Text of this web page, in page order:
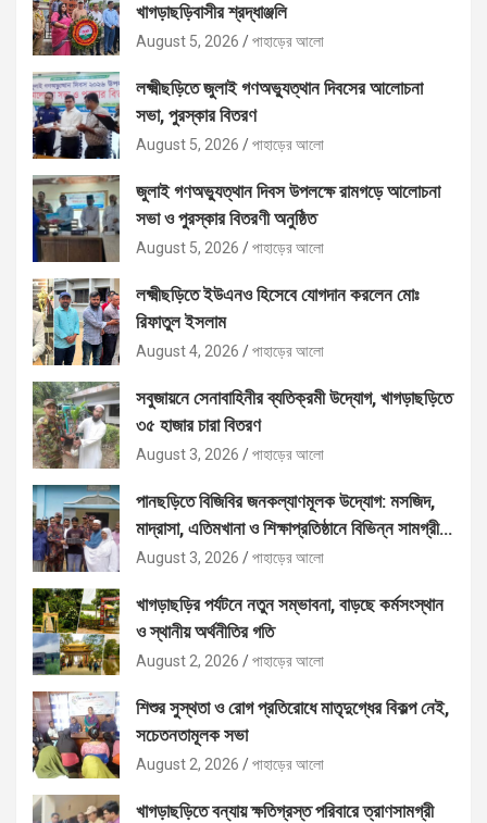
খাগড়াছড়িবাসীর শ্রদ্ধাঞ্জলি
August 5, 2026 পাহাড়ের আলো
লক্ষ্মীছড়িতে জুলাই গণঅভ্যুত্থান দিবসের আলোচনা
সভা, পুরস্কার বিতরণ
August 5, 2026 পাহাড়ের আলো
জুলাই গণঅভ্যুত্থান দিবস উপলক্ষে রামগড়ে আলোচনা
সভা ও পুরস্কার বিতরণী অনুষ্ঠিত
August 5, 2026 পাহাড়ের আলো
লক্ষ্মীছড়িতে ইউএনও হিসেবে যোগদান করলেন মোঃ
রিফাতুল ইসলাম
August 4, 2026 পাহাড়ের আলো
সবুজায়নে সেনাবাহিনীর ব্যতিক্রমী উদ্যোগ, খাগড়াছড়িতে
৩৫ হাজার চারা বিতরণ
August 3, 2026 পাহাড়ের আলো
পানছড়িতে বিজিবির জনকল্যাণমূলক উদ্যোগ: মসজিদ,
মাদ্রাসা, এতিমখানা ও শিক্ষাপ্রতিষ্ঠানে বিভিন্ন সামগ্রী
বিতরণ
August 3, 2026 পাহাড়ের আলো
খাগড়াছড়ির পর্যটনে নতুন সম্ভাবনা, বাড়ছে কর্মসংস্থান
ও স্থানীয় অর্থনীতির গতি
August 2, 2026 পাহাড়ের আলো
শিশুর সুস্থতা ও রোগ প্রতিরোধে মাতৃদুগ্ধের বিকল্প নেই,
সচেতনতামূলক সভা
August 2, 2026 পাহাড়ের আলো
খাগড়াছড়িতে বন্যায় ক্ষতিগ্রস্ত পরিবারে ত্রাণসামগ্রী